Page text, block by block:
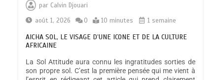
par Calvin Djouari
août 1, 2026
0 10 minutes 1 semaine
AICHA SOL, LE VISAGE D’UNE ICONE ET DE LA CULTURE
AFRICAINE
La Sol Attitude aura connu les ingratitudes sorties de
son propre sol. C’est la première pensée qui me vient à